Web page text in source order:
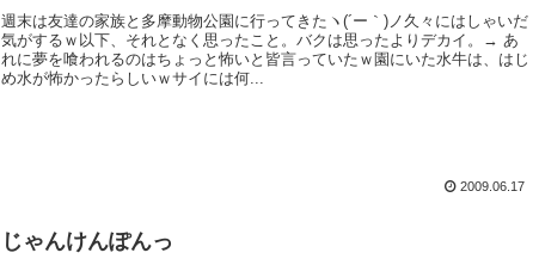
週末は友達の家族と多摩動物公園に行ってきたヽ(´ー｀)ノ久々にはしゃいだ
気がするｗ以下、それとなく思ったこと。バクは思ったよりデカイ。→ あ
れに夢を喰われるのはちょっと怖いと皆言っていたｗ園にいた水牛は、はじ
め水が怖かったらしいｗサイには何...
2009.06.17
じゃんけんぽんっ